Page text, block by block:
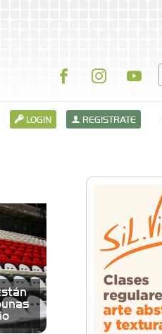
LOGIN REGISTRATE